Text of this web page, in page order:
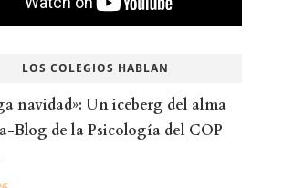
LOS COLEGIOS HABLAN
navidad»: Un iceberg del alma
Blog de la Psicología del COP